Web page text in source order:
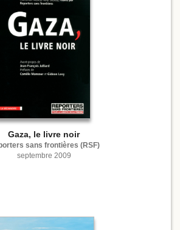
Gaza, le livre noir
sans frontières (RSF)
septembre 2009